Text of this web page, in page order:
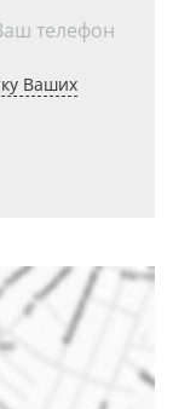
телефон
Ваших